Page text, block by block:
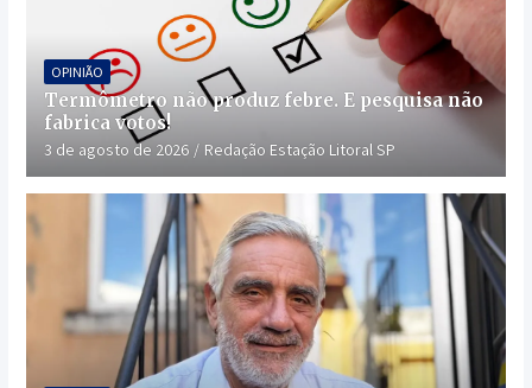
OPINIÃO
Termômetro não produz febre. E pesquisa não
fabrica votos!
3 de agosto de 2026 Redação Estação Litoral SP